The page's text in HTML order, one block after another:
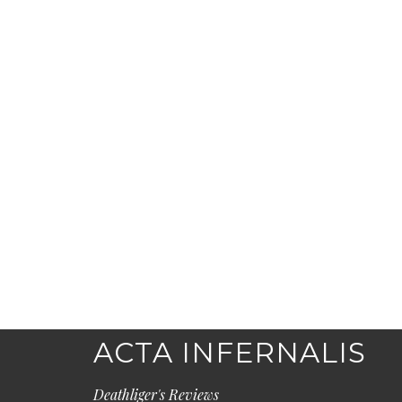
ACTA INFERNALIS
Deathliger's Reviews